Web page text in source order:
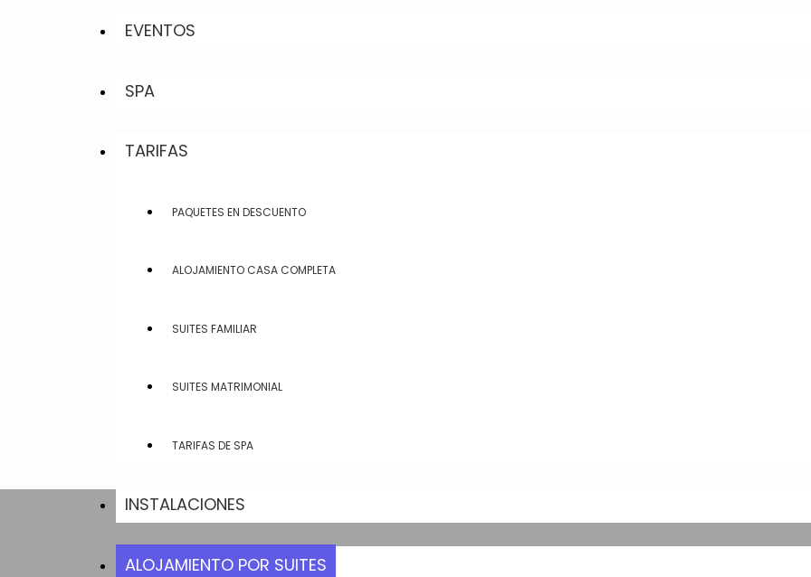
EVENTOS
SPA
TARIFAS
PAQUETES EN DESCUENTO
ALOJAMIENTO CASA COMPLETA
SUITES FAMILIAR
SUITES MATRIMONIAL
TARIFAS DE SPA
INSTALACIONES
ALOJAMIENTO POR SUITES